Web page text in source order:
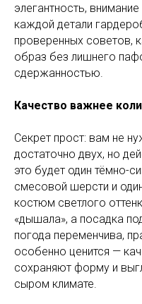
элегантность,
каждой детали
проверенных советов,
образ без лишнего
сдержанностью.
Качество важнее
Секрет прост: вам не
достаточно двух, но
это будет один тёмно-
смесовой шерсти и
костюм светлого
«дышала», а посадка
погода переменчива,
особенно ценится —
сохраняют форму и
сыром климате.